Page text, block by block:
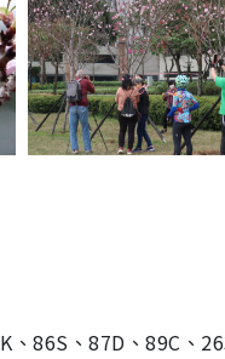
、86S、87D、89C、